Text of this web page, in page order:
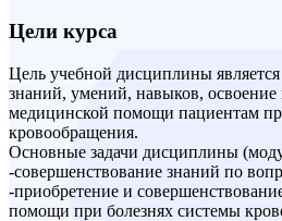
Цели курса
Цель учебной дисциплины
знаний, умений, навыков, освоение
медицинской помощи пациентам
кровообращения.
Основные задачи дисциплины
-совершенствование знаний по
-приобретение и
помощи при болезнях системы